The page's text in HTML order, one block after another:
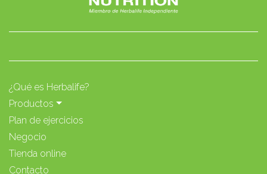
¿Qué es Herbalife?
Productos
Plan de ejercicios
Negocio
Tienda online
Contacto